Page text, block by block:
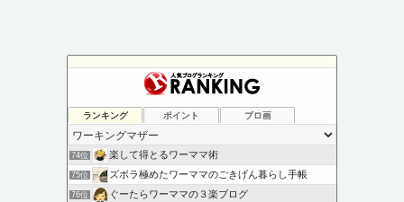
ランキング ポイント ブロ画
74位 楽して得とるワーママ術
75位 ズボラ極めたワーママのごきげん暮らし手帳
76位 ぐーたらワーママの３楽ブログ